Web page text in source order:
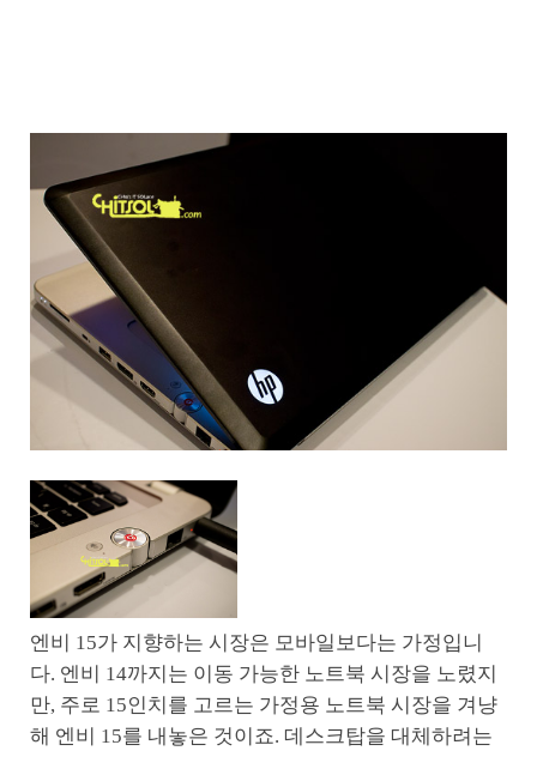
엔비 15가 지향하는 시장은 모바일보다는 가정입니
다. 엔비 14까지는 이동 가능한 노트북 시장을 노렸지
만, 주로 15인치를 고르는 가정용 노트북 시장을 겨냥
해 엔비 15를 내놓은 것이죠. 데스크탑을 대체하려는